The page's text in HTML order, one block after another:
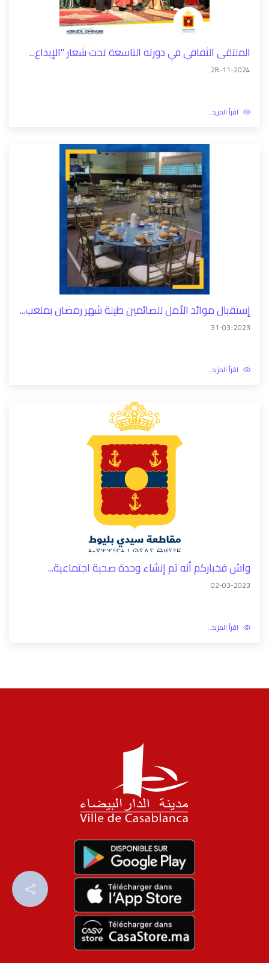
الملتقى الثقافي في دورته التاسعة تحت شعار "الإبداع...
28-11-2024
اقرأ المزيد...
إستقبال موائد الأمل للصائمين طيلة شهر رمضان بملعب...
31-03-2023
اقرأ المزيد...
واش فخباركم أنه تم إنشاء وحدة صحية اجتماعية...
02-03-2023
اقرأ المزيد...